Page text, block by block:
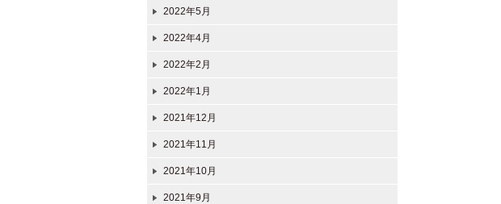
2022年5月
2022年4月
2022年2月
2022年1月
2021年12月
2021年11月
2021年10月
2021年9月